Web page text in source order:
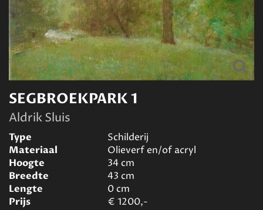
SEGBROEKPARK 1
Aldrik Sluis
Type
Schilderij
Materiaal
Olieverf en/of acryl
Hoogte
34cm
Breedte
43 cm
Lengte
0cm
Prijs
€ 1200,-